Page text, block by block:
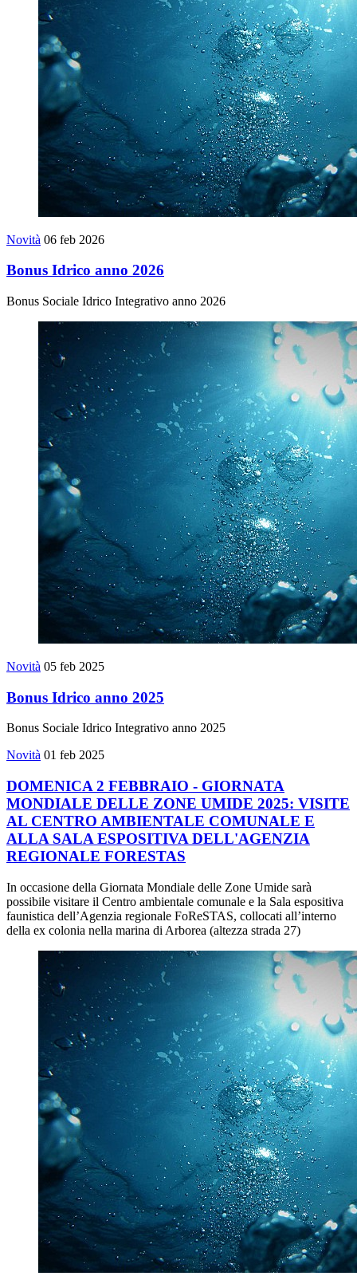
Novità 06 feb 2026
Bonus Idrico anno 2026
Bonus Sociale Idrico Integrativo anno 2026
Novità 05 feb 2025
Bonus Idrico anno 2025
Bonus Sociale Idrico Integrativo anno 2025
Novità 01 feb 2025
DOMENICA 2 FEBBRAIO - GIORNATA
MONDIALE DELLE ZONE UMIDE 2025: VISITE
AL CENTRO AMBIENTALE COMUNALE E
ALLA SALA ESPOSITIVA DELL'AGENZIA
REGIONALE FORESTAS
In occasione della Giornata Mondiale delle Zone Umide sarà
possibile visitare il Centro ambientale comunale e la Sala espositiva
faunistica dell’Agenzia regionale FoReSTAS, collocati all’interno
della ex colonia nella marina di Arborea (altezza strada 27)